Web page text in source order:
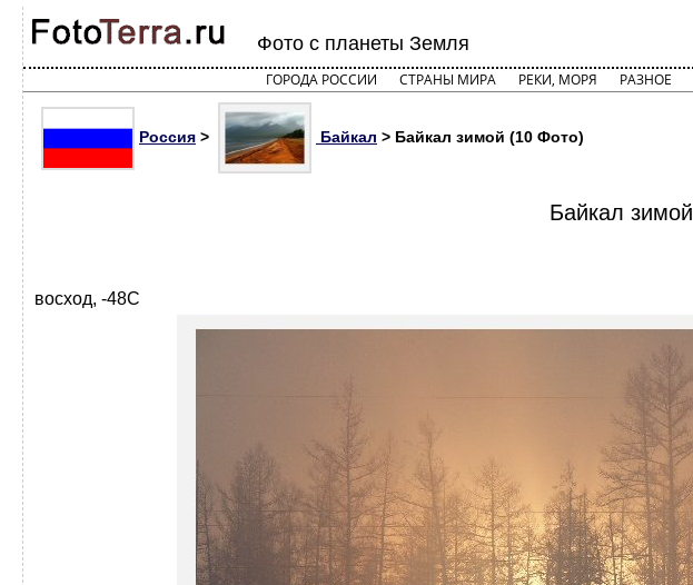
Фото с планеты Земля
ГОРОДА РОССИИ СТРАНЫ МИРА РЕКИ, МОРЯ РАЗНОЕ
Россия > Байкал > Байкал зимой (10 Фото)
Байкал зимой
восход, -48С